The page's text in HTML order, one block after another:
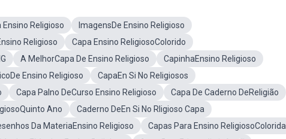
Ensino Religioso
ImagensDe Ensino Religioso
Religioso
Capa Ensino ReligiosoColorido
A MelhorCapa De Ensino Religioso
CapinhaEnsino Religioso
Ensino Religioso
CapaEn Si No Religiosos
Capa Palno DeCurso Ensino Religioso
Capa De Caderno DeReligião
Ano
Caderno DeEn Si No Rligioso Capa
Da MateriaEnsino Religioso
Capas Para Ensino ReligiosoColorida